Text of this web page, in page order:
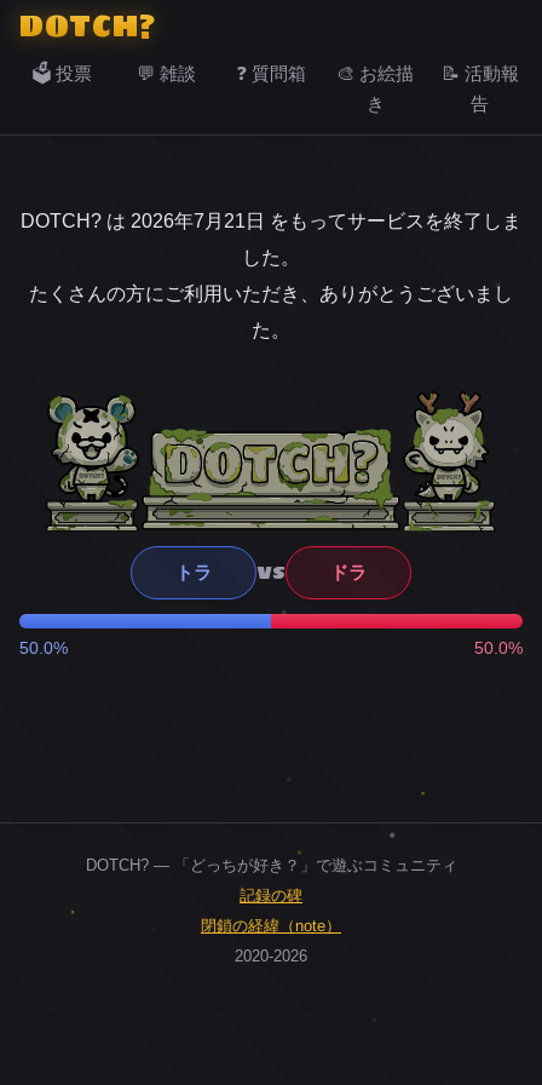
DOTCH?
🗳️ 投票 💬 雑談 ❓ 質問箱
🎨 お絵描
き
📝 活動報
告
DOTCH? は 2026年7月21日 をもってサービスを終了しま
した。
たくさんの方にご利用いただき、ありがとうございまし
た。
トラ VS ドラ
50.0% 50.0%
DOTCH? — 「どっちが好き？」で遊ぶコミュニティ
記録の碑
閉鎖の経緯（note）
2020-2026